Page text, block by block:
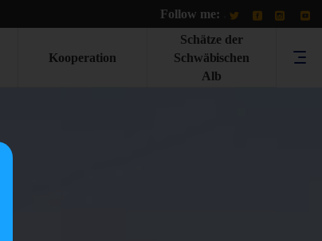
Follow me:
Kooperation
Schätze der
Schwäbischen
Alb